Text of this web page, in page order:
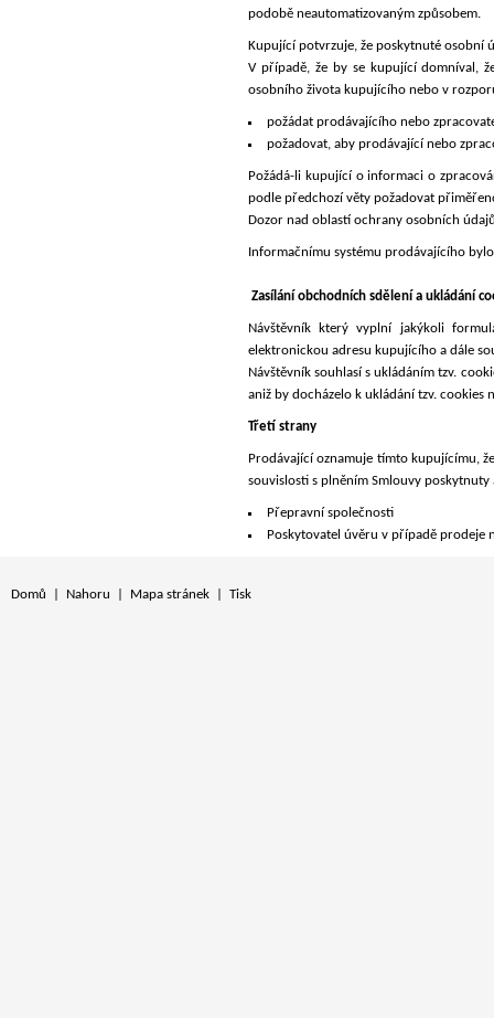
podobě neautomatizovaným způsobem.
Kupující potvrzuje, že poskytnuté osobní
V případě, že by se kupující domníval,
osobního života kupujícího nebo v
požádat prodávajícího nebo
požadovat, aby prodávající nebo
Požádá-li kupující o informaci o
podle předchozí věty požadovat
Dozor nad oblastí ochrany osobních
Informačnímu systému prodávajícího
Zasílání obchodních sdělení a ukládání
Návštěvník který vyplní jakýkoli
elektronickou adresu kupujícího a dále
Návštěvník souhlasí s ukládáním tzv.
aniž by docházelo k ukládání tzv.
Třetí strany
Prodávající oznamuje tímto kupujícímu,
souvislosti s plněním Smlouvy
Přepravní společnosti
Poskytovatel úvěru v případě prodeje
Domů Nahoru Mapa stránek Tisk